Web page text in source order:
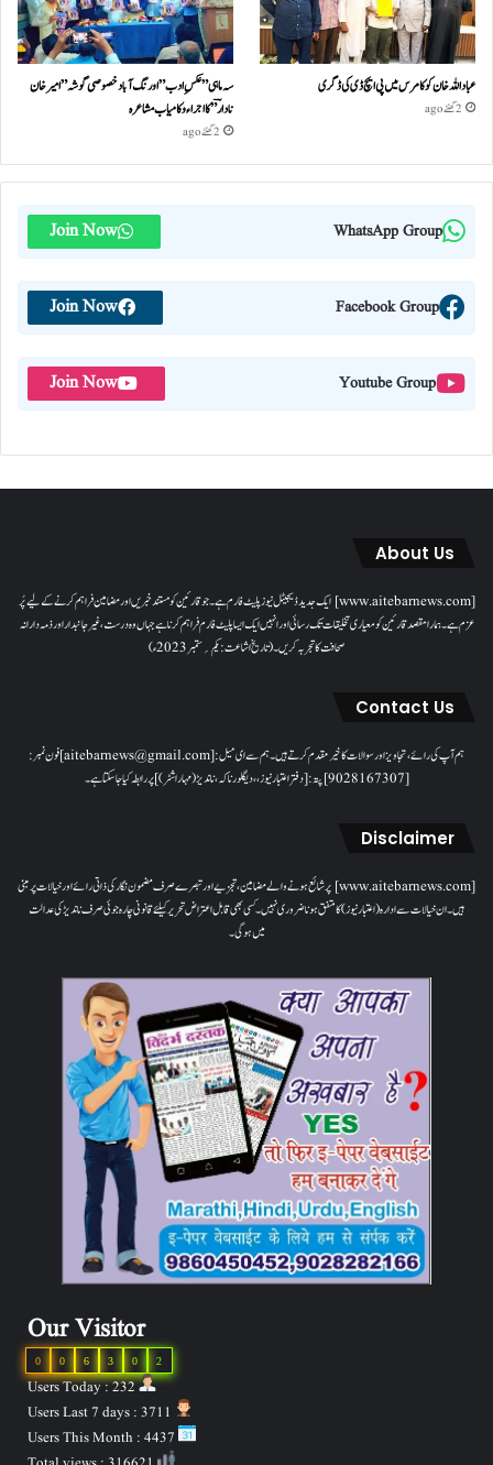
عباداللہ خان کو کامرس میں پی ایچ ڈی کی ڈگری
2 گھنٹے ago
سہ ماہی ” عکسِ ادب” اورنگ آباد خصوصی گو شہ ” امیر خان
نادا رؔ ” کا اجراء و کامیاب مشا عر ہ
2 گھنٹے ago
WhatsApp Group
Join Now
Facebook Group
Join Now
Youtube Group
Join Now
About Us
[www.aitebarnews.com] ایک جدید ڈیجیٹل نیوز پلیٹ فارم ہے۔ جو قارئین کو مستند خبریں اور مضامین فراہم کرنے کے لیے پُر
عزم ہے۔ ہمارا مقصدقارئین کو معیاری تخلیقات تک رسائی اور انہیں ایک ایسا پلیٹ فارم فراہم کرنا ہے جہاں وہ درست، غیر جانبدار اور ذمہ دارانہ
صحافت کا تجربہ کریں۔( تاریخ اشاعت : یکم؍ ستمبر 2023ء)
Contact Us
ہم آپ کی رائے، تجاویز اور سوالات کا خیرمقدم کرتے ہیں۔ ہم سےای میل: [aitebarnews@gmail.com]فون نمبر:
[9028167307]پتہ: [دفتر اعتبار نیوز، ، دیگلور ناکہ، ناندیڑ(مہاراشٹر) ] پر رابطہ کیا جاسکتا ہے۔
Disclaimer
[www.aitebarnews.com] پر شائع ہونے والے مضامین، تجزیے اور تبصرے صرف مضمون نگار کی ذاتی رائے اور خیالات پر مبنی
ہیں۔ ان خیالات سے ادارہ (اعتبار نیوز) کا متفق ہونا ضروری نہیں۔ کسی بھی قابل اعتراض تحریر کیلئے قانونی چارہ جوئی صرف ناندیڑ کی عدالت
میں ہوگی۔
Our Visitor
2
0
3
6
0
0
Users Today : 232